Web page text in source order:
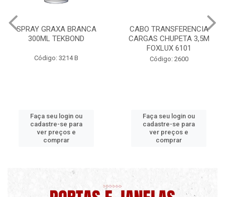
CABO TRANSFERENCIA
CARGAS CHUPETA 3,5M
Código: 2600
Faça seu login ou
cadastre-se para
ver preços e
comprar
CHAVE DE RODA TIPO CRUZ
17X19X21X23 FOX 4513
Código: 2628
Faça seu login ou
cadastre-se para
ver preços e
comprar